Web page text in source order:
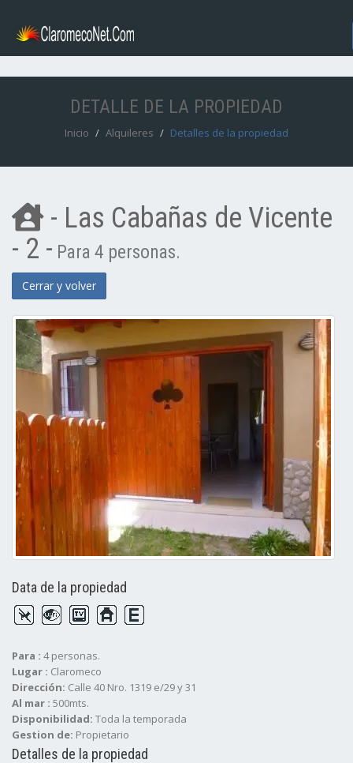
DETALLE DE LA PROPIEDAD
Inicio Alquileres Detalles de la propiedad
- Las Cabañas de Vicente
- 2 - Para 4 personas.
Cerrar y volver
Data de la propiedad
Para : 4 personas.
Lugar : Claromeco
Dirección: Calle 40 Nro. 1319 e/29 y 31
Al mar : 500mts.
Disponibilidad: Toda la temporada
Gestion de: Propietario
Detalles de la propiedad